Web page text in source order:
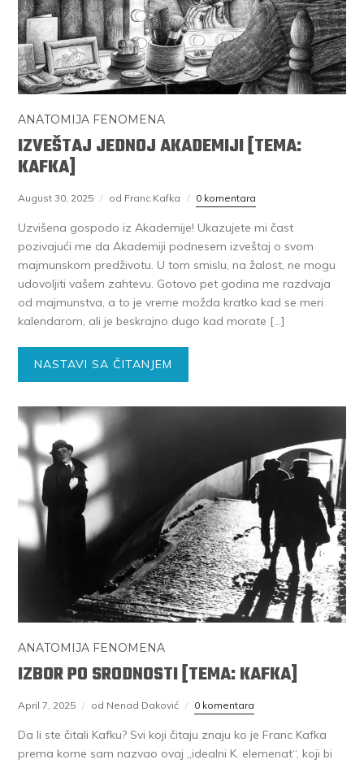
ANATOMIJA FENOMENA
IZVEŠTAJ JEDNOJ AKADEMIJI [TEMA:
KAFKA]
August 30, 2025 od Franc Kafka 0 komentara
Uzvišena gospodo iz Akademije! Ukazujete mi čast
pozivajući me da Akademiji podnesem izveštaj o svom
majmunskom predživotu. U tom smislu, na žalost, ne mogu
udovoljiti vašem zahtevu. Gotovo pet godina me razdvaja
od majmunstva, a to je vreme možda kratko kad se meri
kalendarom, ali je beskrajno dugo kad morate […]
NASTAVI SA ČITANJEM
ANATOMIJA FENOMENA
IZBOR PO SRODNOSTI [TEMA: KAFKA]
April 7, 2025 od Nenad Daković 0 komentara
Da li ste čitali Kafku? Svi koji čitaju znaju ko je Franc Kafka
prema kome sam nazvao ovaj „idealni K. elemenat“, koji bi